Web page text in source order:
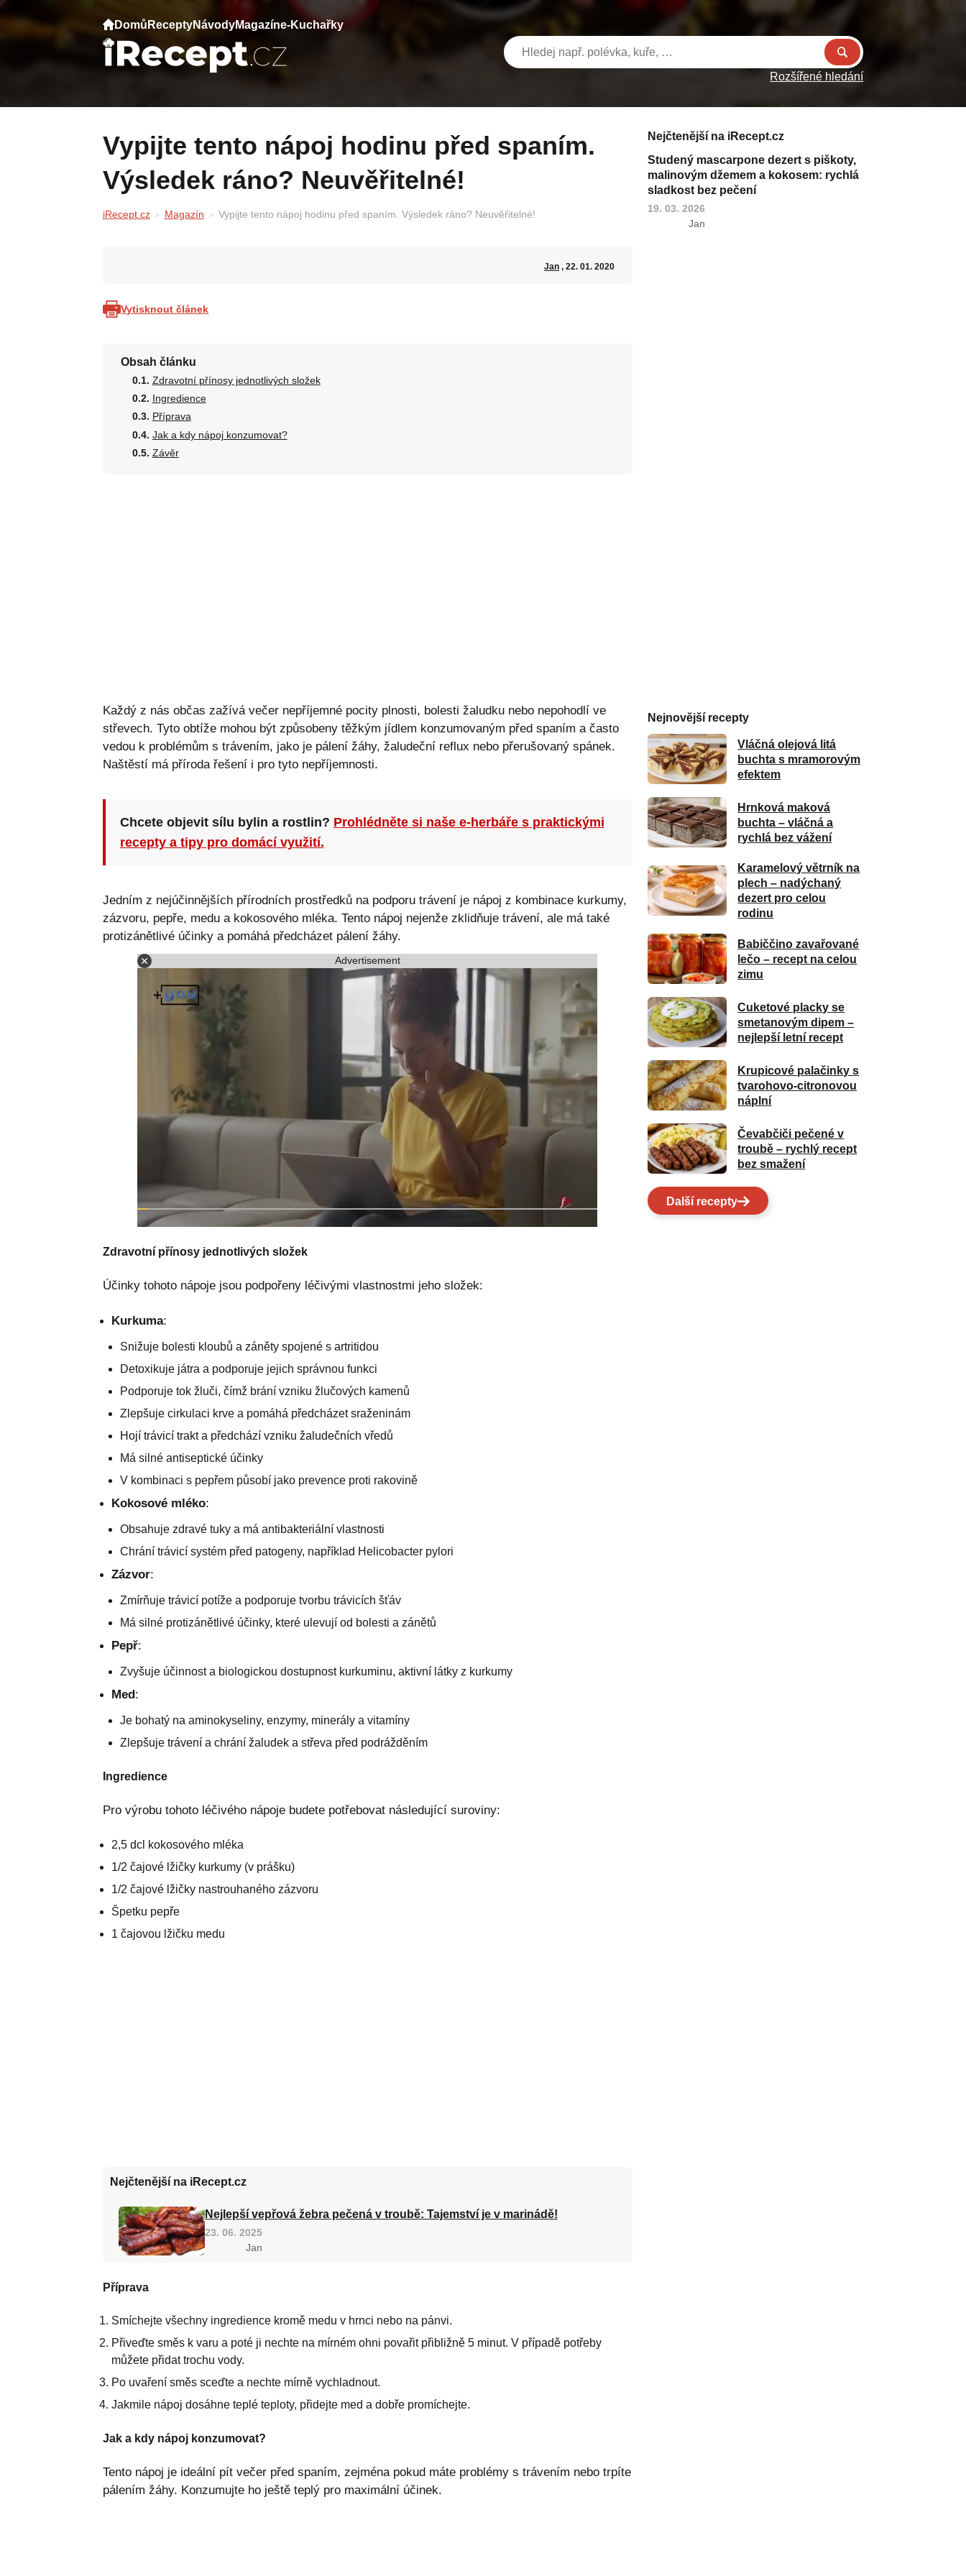
Domů ReceptyNávodyMagazíne-Kuchařky
Rozšířené hledání
Vypijte tento nápoj hodinu před spaním.
Výsledek ráno? Neuvěřitelné!
iRecept.cz Magazín Vypijte tento nápoj hodinu před spaním. Výsledek ráno? Neuvěřitelné!
Jan, 22. 01. 2020
Vytisknout článek
Obsah článku
Zdravotní přínosy jednotlivých složek
Ingredience
Příprava
Jak a kdy nápoj konzumovat?
Závěr
Každý z nás občas zažívá večer nepříjemné pocity plnosti, bolesti žaludku nebo nepohodlí ve
střevech. Tyto obtíže mohou být způsobeny těžkým jídlem konzumovaným před spaním a často
vedou k problémům s trávením, jako je pálení žáhy, žaludeční reflux nebo přerušovaný spánek.
Naštěstí má příroda řešení i pro tyto nepříjemnosti.
Chcete objevit sílu bylin a rostlin? Prohlédněte si naše e-herbáře s praktickými
recepty a tipy pro domácí využití.
Jedním z nejúčinnějších přírodních prostředků na podporu trávení je nápoj z kombinace kurkumy,
zázvoru, pepře, medu a kokosového mléka. Tento nápoj nejenže zklidňuje trávení, ale má také
protizánětlivé účinky a pomáhá předcházet pálení žáhy.
Advertisement
Zdravotní přínosy jednotlivých složek
Účinky tohoto nápoje jsou podpořeny léčivými vlastnostmi jeho složek:
Kurkuma:
Snižuje bolesti kloubů a záněty spojené s artritidou
Detoxikuje játra a podporuje jejich správnou funkci
Podporuje tok žluči, čímž brání vzniku žlučových kamenů
Zlepšuje cirkulaci krve a pomáhá předcházet sraženinám
Hojí trávicí trakt a předchází vzniku žaludečních vředů
Má silné antiseptické účinky
V kombinaci s pepřem působí jako prevence proti rakovině
Kokosové mléko:
Obsahuje zdravé tuky a má antibakteriální vlastnosti
Chrání trávicí systém před patogeny, například Helicobacter pylori
Zázvor:
Zmírňuje trávicí potíže a podporuje tvorbu trávicích šťáv
Má silné protizánětlivé účinky, které ulevují od bolesti a zánětů
Pepř:
Zvyšuje účinnost a biologickou dostupnost kurkuminu, aktivní látky z kurkumy
Med:
Je bohatý na aminokyseliny, enzymy, minerály a vitamíny
Zlepšuje trávení a chrání žaludek a střeva před podrážděním
Ingredience
Pro výrobu tohoto léčivého nápoje budete potřebovat následující suroviny:
2,5 dcl kokosového mléka
1/2 čajové lžičky kurkumy (v prášku)
1/2 čajové lžičky nastrouhaného zázvoru
Špetku pepře
1 čajovou lžičku medu
Nejčtenější na iRecept.cz
Nejlepší vepřová žebra pečená v troubě: Tajemství je v marinádě!
23. 06. 2025
Jan
Příprava
Smíchejte všechny ingredience kromě medu v hrnci nebo na pánvi.
Přiveďte směs k varu a poté ji nechte na mírném ohni povařit přibližně 5 minut. V případě potřeby
můžete přidat trochu vody.
Po uvaření směs sceďte a nechte mírně vychladnout.
Jakmile nápoj dosáhne teplé teploty, přidejte med a dobře promíchejte.
Jak a kdy nápoj konzumovat?
Tento nápoj je ideální pít večer před spaním, zejména pokud máte problémy s trávením nebo trpíte
pálením žáhy. Konzumujte ho ještě teplý pro maximální účinek.
Nejčtenější na iRecept.cz
Studený mascarpone dezert s piškoty,
malinovým džemem a kokosem: rychlá
sladkost bez pečení
19. 03. 2026
Jan
Nejnovější recepty
Vláčná olejová litá
buchta s mramorovým
efektem
Hrnková maková
buchta – vláčná a
rychlá bez vážení
Karamelový větrník na
plech – nadýchaný
dezert pro celou
rodinu
Babiččino zavařované
lečo – recept na celou
zimu
Cuketové placky se
smetanovým dipem –
nejlepší letní recept
Krupicové palačinky s
tvarohovo-citronovou
náplní
Čevabčiči pečené v
troubě – rychlý recept
bez smažení
Další recepty